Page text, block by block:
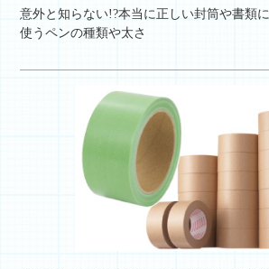
意外と知らない!?本当に正しい封筒や書類に
使うペンの種類や太さ